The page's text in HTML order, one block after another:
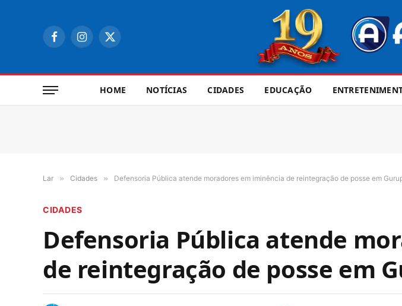
FacebookInstagram
X
HOME NOTÍCIAS CIDADES EDUCAÇÃO
Lar » Cidades » Defensoria Pública atende moradores em iminência de reintegração de posse em
CIDADES
Defensoria Pública atende
de reintegração de posse em